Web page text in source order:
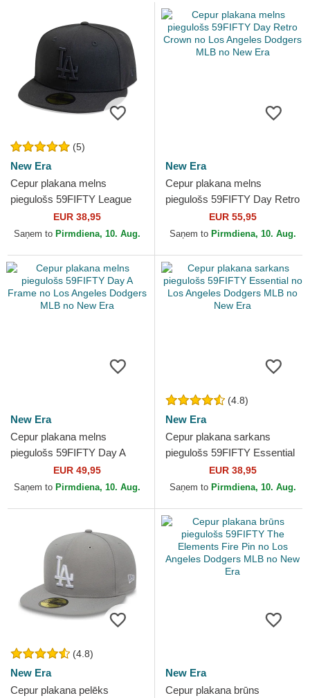
(5)
New Era
Cepur plakana melns
piegulošs 59FIFTY League
Essential no Los Angeles
Dodgers MLB no New Era
EUR 38,95
Saņem to Pirmdiena, 10. Aug.
New Era
Cepur plakana melns
piegulošs 59FIFTY Day Retro
Crown no Los Angeles
Dodgers MLB no New Era
EUR 55,95
Saņem to Pirmdiena, 10. Aug.
New Era
Cepur plakana melns
piegulošs 59FIFTY Day A
Frame no Los Angeles
Dodgers MLB no New Era
EUR 49,95
Saņem to Pirmdiena, 10. Aug.
(4.8)
New Era
Cepur plakana sarkans
piegulošs 59FIFTY Essential
no Los Angeles Dodgers
MLB no New Era
EUR 38,95
Saņem to Pirmdiena, 10. Aug.
(4.8)
New Era
Cepur plakana pelēks
New Era
Cepur plakana brūns